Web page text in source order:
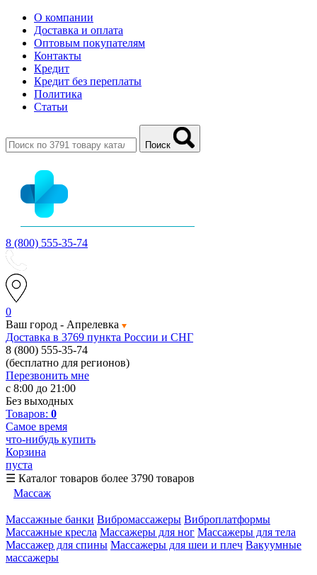
О компании
Доставка и оплата
Оптовым покупателям
Контакты
Кредит
Кредит без переплаты
Политика
Статьи
Поиск
8 (800) 555-35-74
0
Ваш город - Апрелевка
Доставка в 3769 пункта России и СНГ
8 (800) 555-35-74
(бесплатно для регионов)
Перезвонить мне
с 8:00 до 21:00
Без выходных
Товаров: 0
Самое время
что-нибудь купить
Корзина
пуста
☰ Каталог товаров более 3790 товаров
Массаж
Массажные банки Вибромассажеры Виброплатформы
Массажные кресла Массажеры для ног Массажеры для тела
Массажер для спины Массажеры для шеи и плеч Вакуумные
массажеры